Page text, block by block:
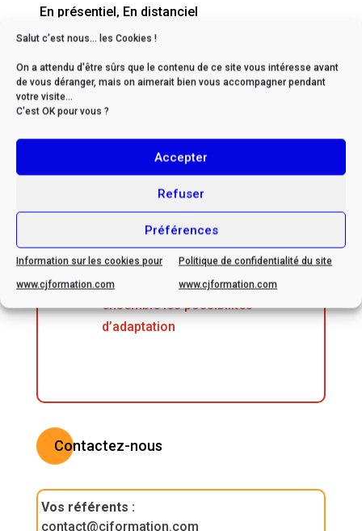
Salut c'est nous... les Cookies !
On a attendu d'être sûrs que le contenu de ce site vous intéresse avant
de vous déranger, mais on aimerait bien vous accompagner pendant
votre visite...
C'est OK pour vous ?
Accepter
Refuser
Préférences
Information sur les cookies pour
www.cjformation.com
Politique de confidentialité du site
www.cjformation.com
En présentiel, En distanciel
DÉLAIS D'ACCÈS :
De 2 à 6 mois en moyenne (nous contacter)
FICHE MISE À JOUR EN :
mai, 2026
* Si vous êtes en situation
de handicap, veuillez nous
contacter afin d’envisager
ensemble les possibilités
d’adaptation
Contactez-nous
Vos référents :
contact@cjformation.com